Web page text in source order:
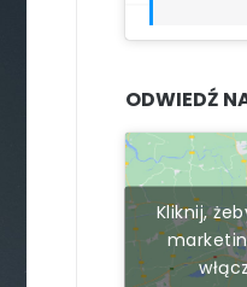
ODWIEDŹ
Kliknij,